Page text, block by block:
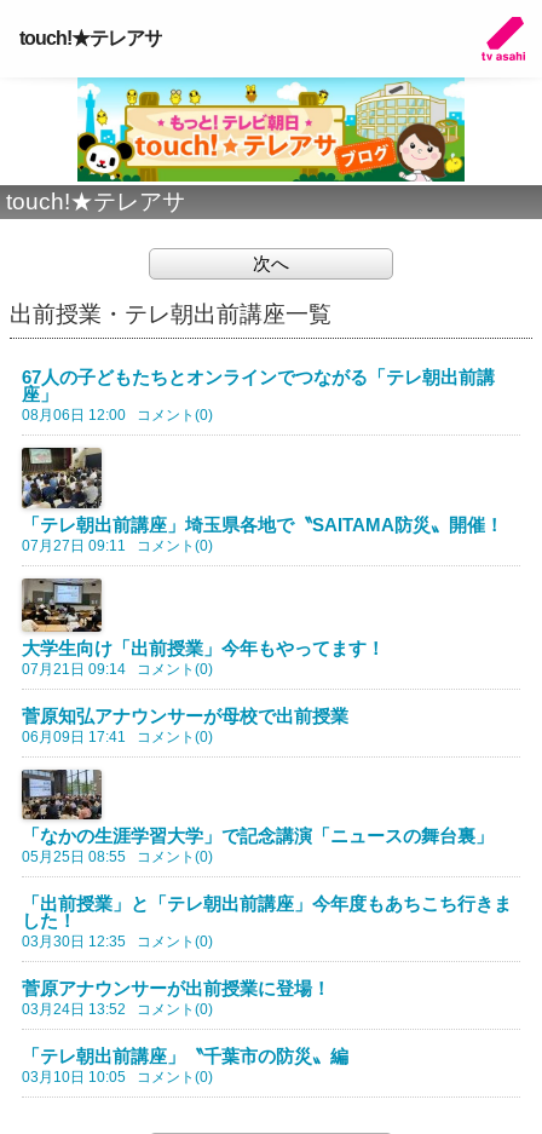
touch!★テレアサ
touch!★テレアサ
次へ
出前授業・テレ朝出前講座一覧
67人の子どもたちとオンラインでつながる「テレ朝出前講
座」
08月06日 12:00 コメント(0)
「テレ朝出前講座」埼玉県各地で〝SAITAMA防災〟開催！
07月27日 09:11 コメント(0)
大学生向け「出前授業」今年もやってます！
07月21日 09:14 コメント(0)
菅原知弘アナウンサーが母校で出前授業
06月09日 17:41 コメント(0)
「なかの生涯学習大学」で記念講演「ニュースの舞台裏」
05月25日 08:55 コメント(0)
「出前授業」と「テレ朝出前講座」今年度もあちこち行きま
した！
03月30日 12:35 コメント(0)
菅原アナウンサーが出前授業に登場！
03月24日 13:52 コメント(0)
「テレ朝出前講座」〝千葉市の防災〟編
03月10日 10:05 コメント(0)